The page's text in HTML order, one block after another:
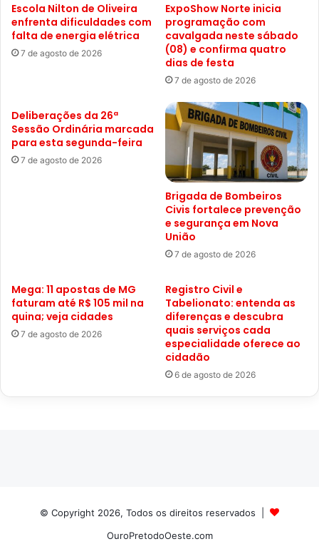
Escola Nilton de Oliveira
enfrenta dificuldades com
falta de energia elétrica
7 de agosto de 2026
ExpoShow Norte inicia
programação com
cavalgada neste sábado
(08) e confirma quatro
dias de festa
7 de agosto de 2026
Deliberações da 26ª
Sessão Ordinária marcada
para esta segunda-feira
7 de agosto de 2026
Brigada de Bombeiros
Civis fortalece prevenção
e segurança em Nova
União
7 de agosto de 2026
Mega: 11 apostas de MG
faturam até R$ 105 mil na
quina; veja cidades
7 de agosto de 2026
Registro Civil e
Tabelionato: entenda as
diferenças e descubra
quais serviços cada
especialidade oferece ao
cidadão
6 de agosto de 2026
© Copyright 2026, Todos os direitos reservados |
OuroPretodoOeste.com